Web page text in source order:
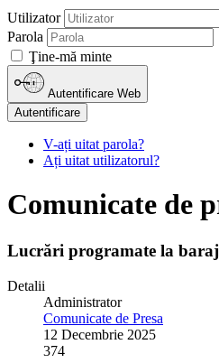
Utilizator
Parola
Ţine-mă minte
Autentificare Web
Autentificare
V-ați uitat parola?
Ați uitat utilizatorul?
Comunicate de
Lucrări programate la
Detalii
Administrator
Comunicate de Presa
12 Decembrie 2025
374